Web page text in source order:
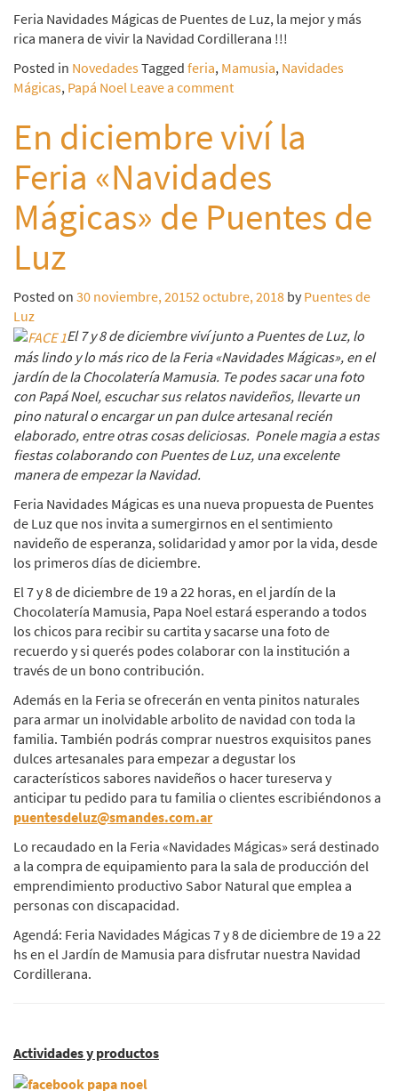
Feria Navidades Mágicas de Puentes de Luz, la mejor y más
rica manera de vivir la Navidad Cordillerana !!!
Posted in NovedadesTagged feria, Mamusia, Navidades
Mágicas, Papá Noel Leave a comment
En diciembre viví la
Feria «Navidades
Mágicas» de Puentes de
Luz
Posted on 30 noviembre, 20152 octubre, 2018 by Puentes de
Luz
El 7 y 8 de diciembre viví junto a Puentes de Luz, lo
más lindo y lo más rico de la Feria «Navidades Mágicas», en el
jardín de la Chocolatería Mamusia. Te podes sacar una foto
con Papá Noel, escuchar sus relatos navideños, llevarte un
pino natural o encargar un pan dulce artesanal recién
elaborado, entre otras cosas deliciosas. Ponele magia a estas
fiestas colaborando con Puentes de Luz, una excelente
manera de empezar la Navidad.
Feria Navidades Mágicas es una nueva propuesta de Puentes
de Luz que nos invita a sumergirnos en el sentimiento
navideño de esperanza, solidaridad y amor por la vida, desde
los primeros días de diciembre.
El 7 y 8 de diciembre de 19 a 22 horas, en el jardín de la
Chocolatería Mamusia, Papa Noel estará esperando a todos
los chicos para recibir su cartita y sacarse una foto de
recuerdo y si querés podes colaborar con la institución a
través de un bono contribución.
Además en la Feria se ofrecerán en venta pinitos naturales
para armar un inolvidable arbolito de navidad con toda la
familia. También podrás comprar nuestros exquisitos panes
dulces artesanales para empezar a degustar los
característicos sabores navideños o hacer tureserva y
anticipar tu pedido para tu familia o clientes escribiéndonos a
puentesdeluz@smandes.com.ar
Lo recaudado en la Feria «Navidades Mágicas» será destinado
a la compra de equipamiento para la sala de producción del
emprendimiento productivo Sabor Natural que emplea a
personas con discapacidad.
Agendá: Feria Navidades Mágicas 7 y 8 de diciembre de 19 a 22
hs en el Jardín de Mamusia para disfrutar nuestra Navidad
Cordillerana.
Actividades y productos